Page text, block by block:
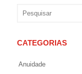
CATEGORIAS
Anuidade